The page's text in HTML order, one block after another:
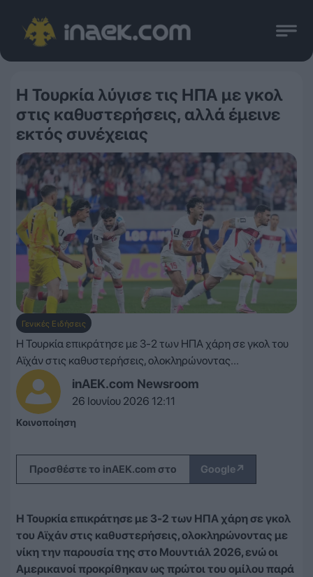
Η Τουρκία λύγισε τις ΗΠΑ με γκολ
στις καθυστερήσεις, αλλά έμεινε
εκτός συνέχειας
Γενικές Ειδήσεις
inAEK.com Newsroom
26 Ιουνίου 2026 12:11
Η Τουρκία επικράτησε με 3-2 των ΗΠΑ χάρη σε γκολ του
Αϊχάν στις καθυστερήσεις, ολοκληρώνοντας...
Κοινοποίηση
Προσθέστε το inAEK.com στο Google↗
Η Τουρκία επικράτησε με 3-2 των ΗΠΑ χάρη σε γκολ
του Αϊχάν στις καθυστερήσεις, ολοκληρώνοντας με
νίκη την παρουσία της στο Μουντιάλ 2026, ενώ οι
Αμερικανοί προκρίθηκαν ως πρώτοι του ομίλου παρά